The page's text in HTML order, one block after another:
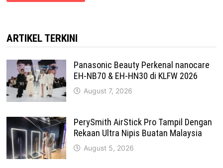
ARTIKEL TERKINI
Panasonic Beauty Perkenal nanocare
EH-NB70 & EH-HN30 di KLFW 2026
August 7, 2026
PerySmith AirStick Pro Tampil Dengan
Rekaan Ultra Nipis Buatan Malaysia
August 5, 2026